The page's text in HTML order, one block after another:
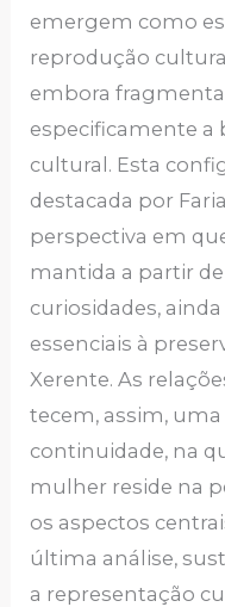
emergem como
reprodução
embora
especificamente a
cultural. Esta
destacada por
perspectiva em
mantida a partir
curiosidades,
essenciais à
Xerente. As
tecem, assim, uma
continuidade, na
mulher reside na
os aspectos
última análise,
a representação